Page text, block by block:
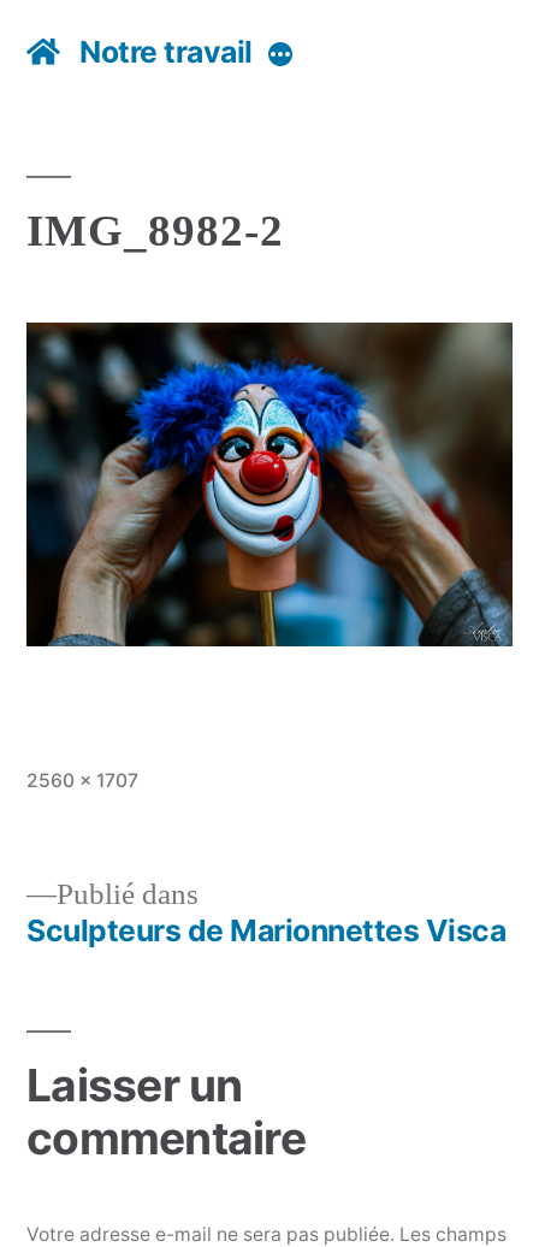
Notre travail Plus
IMG_8982-2
Taille
2560 × 1707
Navigation
l’article
Publié dans
Sculpteurs de Marionnettes Visca
Laisser un
commentaire
Votre adresse e-mail ne sera pas publiée. Les champs